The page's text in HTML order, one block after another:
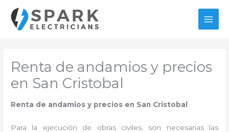
contenido
Renta de andamios y precios
en San Cristobal
Renta de andamios y precios en San Cristobal
Para la ejecución de obras civiles, son necesarias las